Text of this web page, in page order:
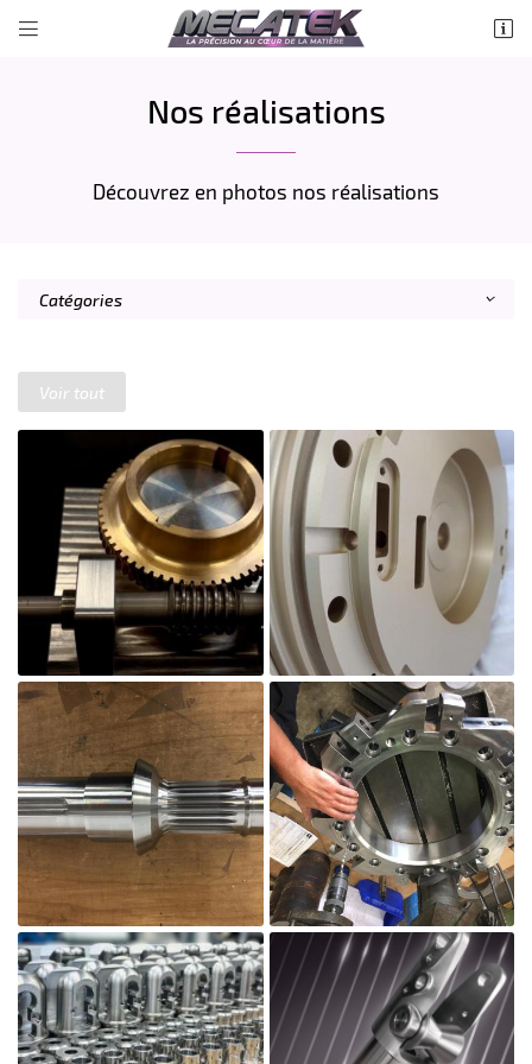
 
LA PETITE CHAUVINIERE
 Recopier le code ci-contre
Rafraîchir le captcha
En cochant cette case, vous consentez à recevoir nos propositions commerciales à
l'adresse email indiqué ci-dessus. Vous pouvez vous désinscrire à tout moment en
utilisant
le formulaire de désinscription
Inscription
Nos réalisations
Découvrez en photos nos réalisations
Catégories
Voir tout

Agrandir la photo
